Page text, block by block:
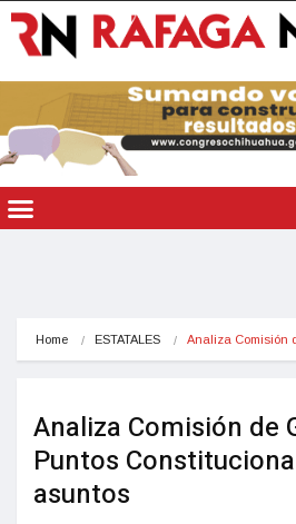
Home ESTATALES Analiza Comisión
Analiza Comisión de
Puntos
asuntos